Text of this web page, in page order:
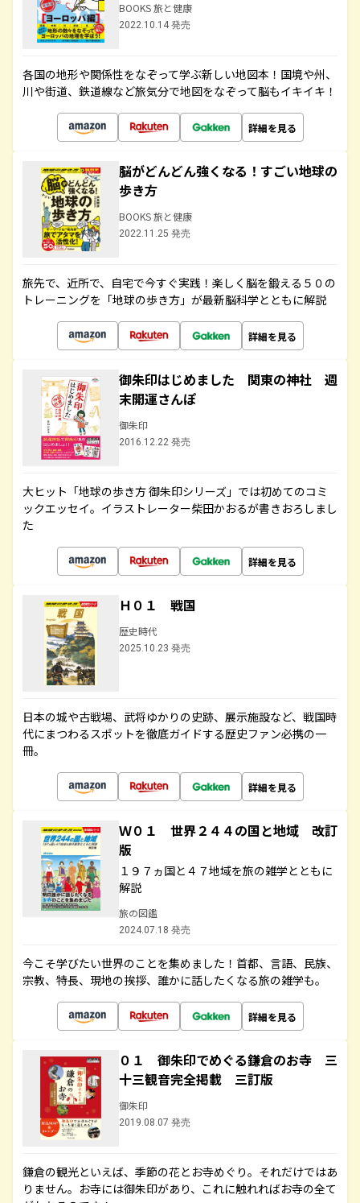
BOOKS 旅と健康
2022.10.14 発売
各国の地形や関係性をなぞって学ぶ新しい地図本！国境や州、
川や街道、鉄道線など旅気分で地図をなぞって脳もイキイキ！
詳細を見る
脳がどんどん強くなる！すごい地球の
歩き方
BOOKS 旅と健康
2022.11.25 発売
旅先で、近所で、自宅で今すぐ実践！楽しく脳を鍛える５０の
トレーニングを「地球の歩き方」が最新脳科学とともに解説
詳細を見る
御朱印はじめました 関東の神社 週
末開運さんぽ
御朱印
2016.12.22 発売
大ヒット「地球の歩き方 御朱印シリーズ」では初めてのコミ
ックエッセイ。イラストレーター柴田かおるが書きおろしまし
た
詳細を見る
Ｈ０１ 戦国
歴史時代
2025.10.23 発売
日本の城や古戦場、武将ゆかりの史跡、展示施設など、戦国時
代にまつわるスポットを徹底ガイドする歴史ファン必携の一
冊。
詳細を見る
Ｗ０１ 世界２４４の国と地域 改訂
版
１９７ヵ国と４７地域を旅の雑学とともに
解説
旅の図鑑
2024.07.18 発売
今こそ学びたい世界のことを集めました！首都、言語、民族、
宗教、特長、現地の挨拶、誰かに話したくなる旅の雑学も。
詳細を見る
０１ 御朱印でめぐる鎌倉のお寺 三
十三観音完全掲載 三訂版
御朱印
2019.08.07 発売
鎌倉の観光といえば、季節の花とお寺めぐり。それだけではあ
りません。お寺には御朱印があり、これに触れればお寺の全て